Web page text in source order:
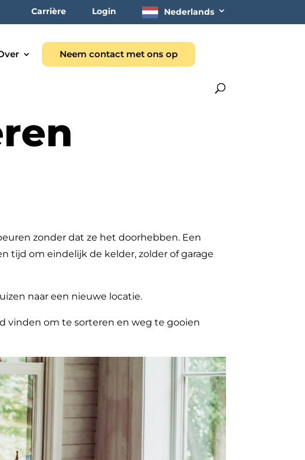
Carrière Login Nederlands
Neem contact met ons op
zonder dat ze het doorhebben. Een
tijd om eindelijk de kelder, zolder of garage
naar een nieuwe locatie.
vinden om te sorteren en weg te gooien